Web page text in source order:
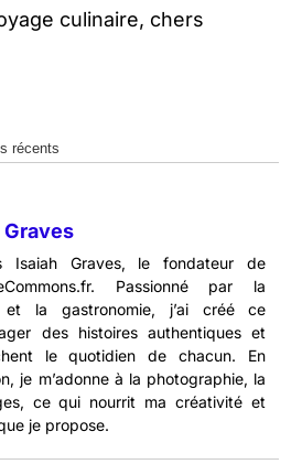
culinaire, chers
récents
Graves
Isaiah Graves, le fondateur de
Passionné par la
et la gastronomie, j’ai créé ce
des histoires authentiques et
le quotidien de chacun. En
je m’adonne à la photographie, la
ce qui nourrit ma créativité et
je propose.